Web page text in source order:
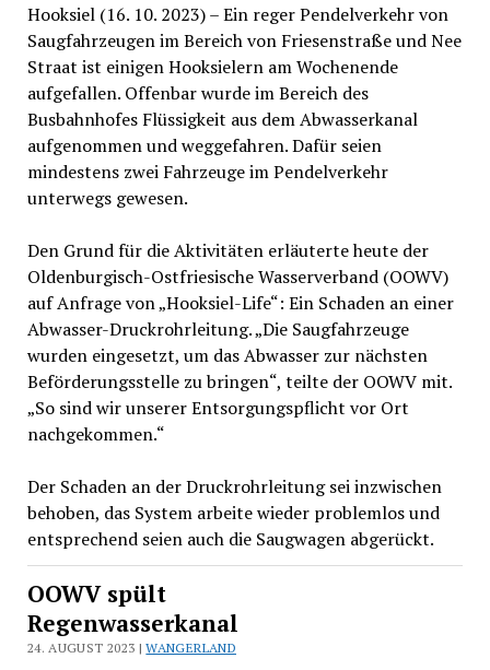
Hooksiel (16. 10. 2023) – Ein reger Pendelverkehr von
Saugfahrzeugen im Bereich von Friesenstraße und Nee
Straat ist einigen Hooksielern am Wochenende
aufgefallen. Offenbar wurde im Bereich des
Busbahnhofes Flüssigkeit aus dem Abwasserkanal
aufgenommen und weggefahren. Dafür seien
mindestens zwei Fahrzeuge im Pendelverkehr
unterwegs gewesen.
Den Grund für die Aktivitäten erläuterte heute der
Oldenburgisch-Ostfriesische Wasserverband (OOWV)
auf Anfrage von „Hooksiel-Life“: Ein Schaden an einer
Abwasser-Druckrohrleitung. „Die Saugfahrzeuge
wurden eingesetzt, um das Abwasser zur nächsten
Beförderungsstelle zu bringen“, teilte der OOWV mit.
„So sind wir unserer Entsorgungspflicht vor Ort
nachgekommen.“
Der Schaden an der Druckrohrleitung sei inzwischen
behoben, das System arbeite wieder problemlos und
entsprechend seien auch die Saugwagen abgerückt.
OOWV spült
Regenwasserkanal
24. AUGUST 2023 |WANGERLAND